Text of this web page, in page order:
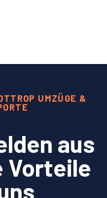
UMZÜGE &
aus
Vorteile